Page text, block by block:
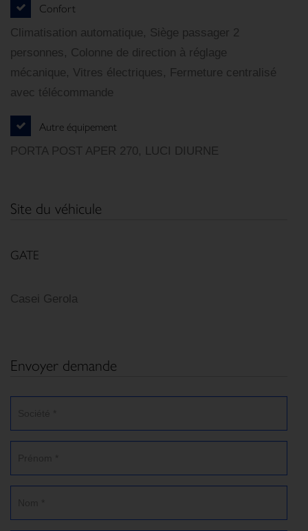
Confort
Climatisation automatique, Siège passager 2
personnes, Colonne de direction à réglage
mécanique, Vitres électriques, Fermeture centralisé
avec télécommande
Autre équipement
PORTA POST APER 270, LUCI DIURNE
Site du véhicule
GATE
Casei Gerola
Envoyer demande